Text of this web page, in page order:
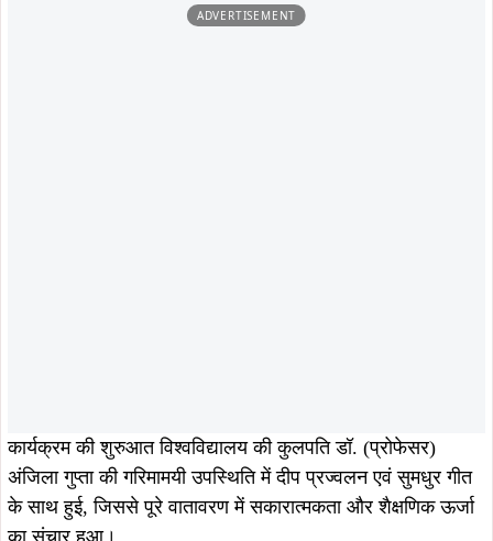
ADVERTISEMENT
कार्यक्रम की शुरुआत विश्वविद्यालय की कुलपति डॉ. (प्रोफेसर)
अंजिला गुप्ता की गरिमामयी उपस्थिति में दीप प्रज्वलन एवं सुमधुर गीत
के साथ हुई, जिससे पूरे वातावरण में सकारात्मकता और शैक्षणिक ऊर्जा
का संचार हुआ।